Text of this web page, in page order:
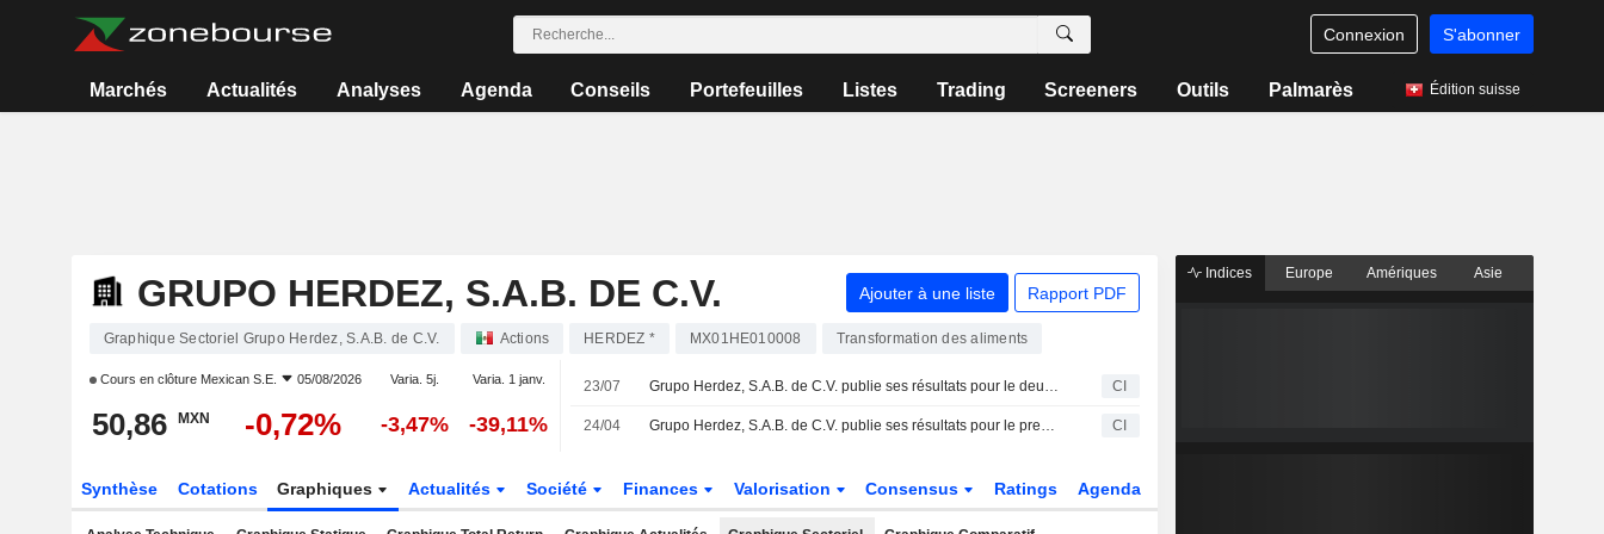
Connexion S'abonner
Marchés Actualités Analyses Agenda Conseils Portefeuilles Listes Trading Screeners Outils Palmarès Édition suisse
GRUPO HERDEZ, S.A.B. DE C.V. Ajouter à une liste Rapport PDF
Graphique Sectoriel Grupo Herdez, S.A.B. de C.V. Actions HERDEZ * MX01HE010008 Transformation des aliments
Cours en clôture Mexican S.E. 05/08/2026 Varia. 5j. Varia. 1 janv.
50,86 MXN -0,72% -3,47% -39,11%
23/07 Grupo Herdez, S.A.B. de C.V. publie ses résultats pour le deuxième trimestre et le premier semestre clos le 30 juin 2026 CI
24/04 Grupo Herdez, S.A.B. de C.V. publie ses résultats pour le premier trimestre clos le 31 mars 2026 CI
Synthèse Cotations Graphiques Actualités Société Finances Valorisation Consensus Ratings Agenda
Indices Europe Amériques Asie